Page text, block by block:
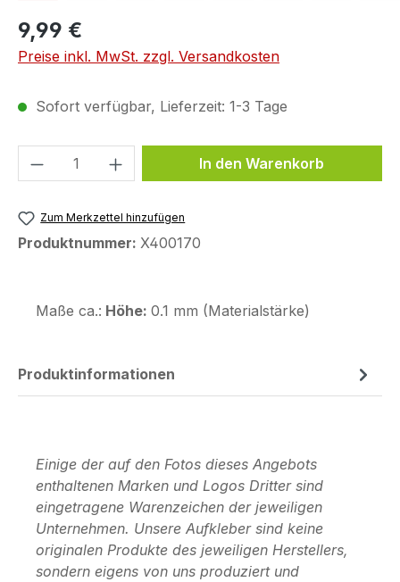
9,99 €
Preise inkl. MwSt. zzgl. Versandkosten
Sofort verfügbar, Lieferzeit: 1-3 Tage
Produkt Anzahl: Gib denIn den Warenkorb
Zum Merkzettel hinzufügen
Produktnummer: X400170
Maße ca.: Höhe: 0.1 mm (Materialstärke)
Produktinformationen
Einige der auf den Fotos dieses Angebots
enthaltenen Marken und Logos Dritter sind
eingetragene Warenzeichen der jeweiligen
Unternehmen. Unsere Aufkleber sind keine
originalen Produkte des jeweiligen Herstellers,
sondern eigens von uns produziert und